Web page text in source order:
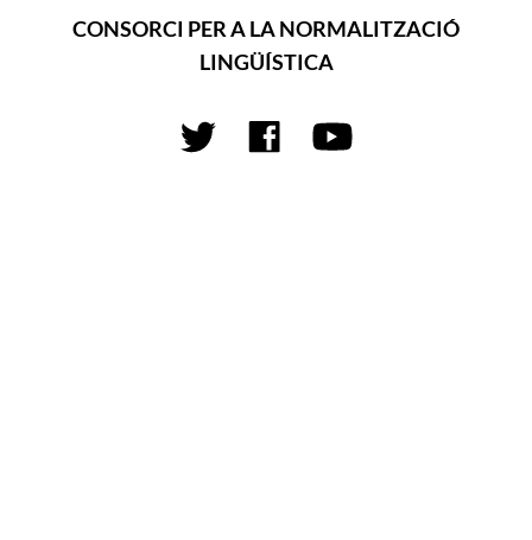
CONSORCI PER A LA NORMALITZACIÓ
LINGÜÍSTICA